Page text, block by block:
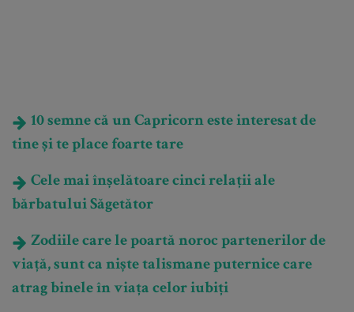
10 semne că un Capricorn este interesat de
tine și te place foarte tare
Cele mai înșelătoare cinci relații ale
bărbatului Săgetător
Zodiile care le poartă noroc partenerilor de
viață, sunt ca niște talismane puternice care
atrag binele în viața celor iubiți